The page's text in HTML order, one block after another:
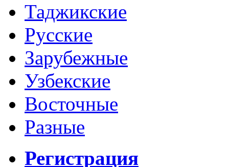
Таджикские
Русские
Зарубежные
Узбекские
Восточные
Разные
Регистрация